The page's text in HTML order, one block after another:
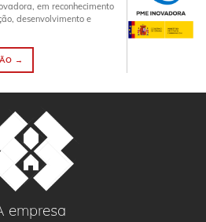
em reconhecimento
desenvolvimento e
→
empresa